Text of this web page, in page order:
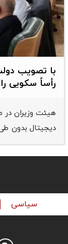
با تصویب
رأساً سکویی
هیئت وزیران در
دیجیتال بدون
سیاسی